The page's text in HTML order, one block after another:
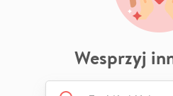
Wesprzyj